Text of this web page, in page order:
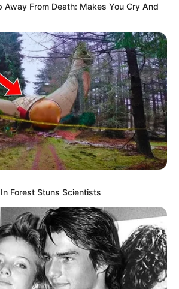
Away From Death: Makes You Cry And
Forest Stuns Scientists